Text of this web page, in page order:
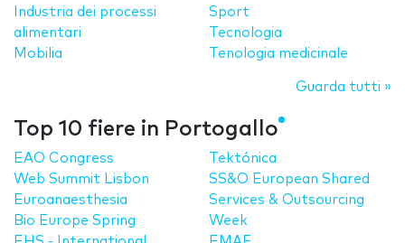
Industria dei processi
alimentari
Mobilia
Sport
Tecnologia
Tenologia medicinale
Guarda tutti »
Top 10 fiere in Portogallo
EAO Congress
Web Summit Lisbon
Euroanaesthesia
Bio Europe Spring
Tektónica
SS&O European Shared
Services & Outsourcing
Week